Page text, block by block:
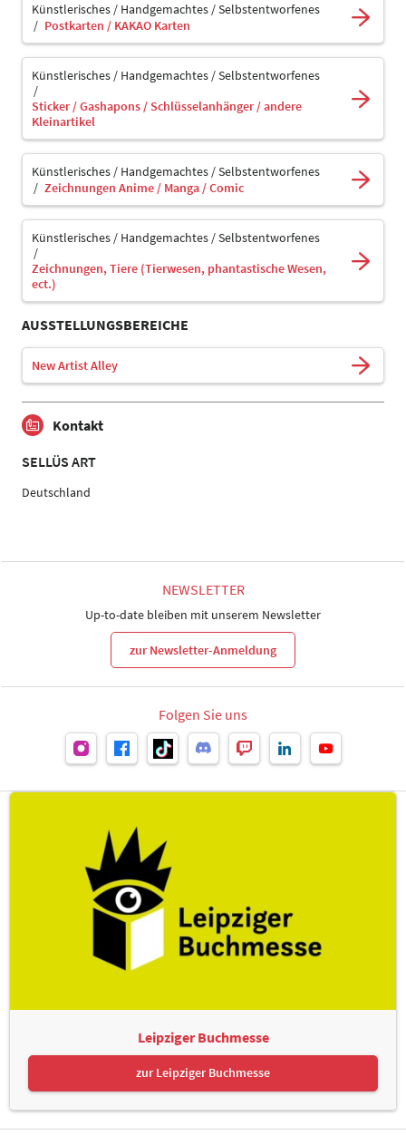
Künstlerisches / Handgemachtes / Selbstentworfenes
Postkarten / KAKAO Karten
Künstlerisches / Handgemachtes / Selbstentworfenes
Sticker / Gashapons / Schlüsselanhänger / andere
Kleinartikel
Künstlerisches / Handgemachtes / Selbstentworfenes
Zeichnungen Anime / Manga / Comic
Künstlerisches / Handgemachtes / Selbstentworfenes
Zeichnungen, Tiere (Tierwesen, phantastische Wesen,
ect.)
AUSSTELLUNGSBEREICHE
New Artist Alley
Kontakt
SELLÜS ART
Deutschland
NEWSLETTER
Up-to-date bleiben mit unserem Newsletter
zur Newsletter-Anmeldung
Folgen Sie uns
Leipziger Buchmesse
zur Leipziger Buchmesse